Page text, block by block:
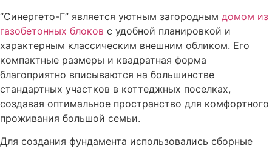
“Синергето-Г” является уютным загородным домом из
газобетонных блоков с удобной планировкой и
характерным классическим внешним обликом. Его
компактные размеры и квадратная форма
благоприятно вписываются на большинстве
стандартных участков в коттеджных поселках,
создавая оптимальное пространство для комфортного
проживания большой семьи.
Для создания фундамента использовались сборные